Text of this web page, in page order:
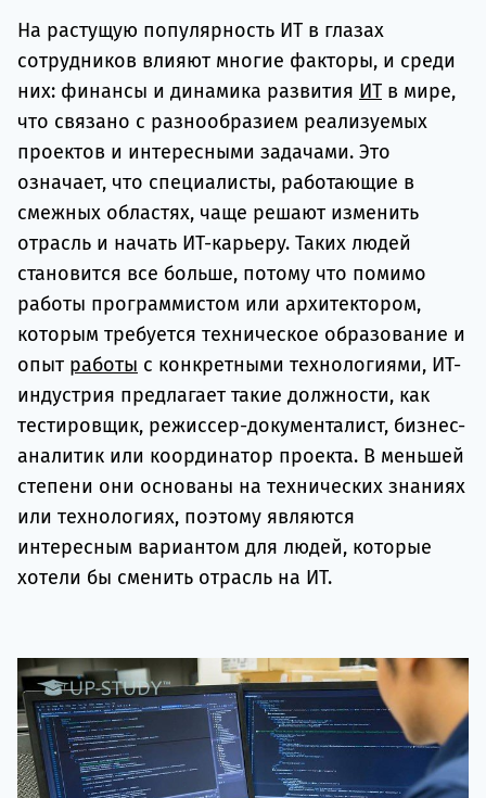
На растущую популярность ИТ в глазах
сотрудников влияют многие факторы, и среди
них: финансы и динамика развития ИТ в мире,
что связано с разнообразием реализуемых
проектов и интересными задачами. Это
означает, что специалисты, работающие в
смежных областях, чаще решают изменить
отрасль и начать ИТ-карьеру. Таких людей
становится все больше, потому что помимо
работы программистом или архитектором,
которым требуется техническое образование и
опыт работы с конкретными технологиями, ИТ-
индустрия предлагает такие должности, как
тестировщик, режиссер-документалист, бизнес-
аналитик или координатор проекта. В меньшей
степени они основаны на технических знаниях
или технологиях, поэтому являются
интересным вариантом для людей, которые
хотели бы сменить отрасль на ИТ.